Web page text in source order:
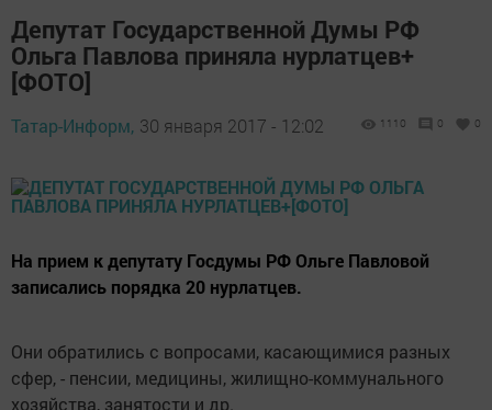
Депутат Государственной Думы РФ
Ольга Павлова приняла нурлатцев+
[ФОТО]
Татар-Информ, 30 января 2017 - 12:02 1110 0 0
На прием к депутату Госдумы РФ Ольге Павловой
записались порядка 20 нурлатцев.
Они обратились с вопросами, касающимися разных
сфер, - пенсии, медицины, жилищно-коммунального
хозяйства, занятости и др.